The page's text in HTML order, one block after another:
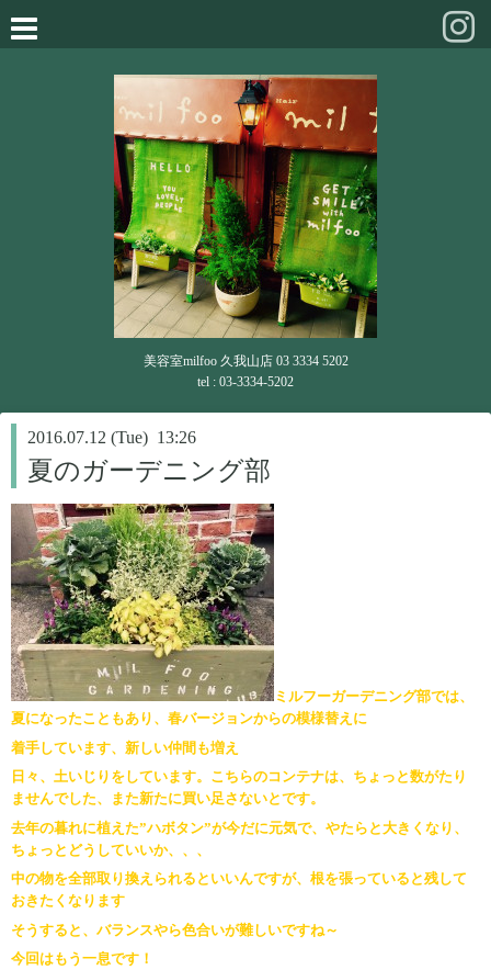
美容室milfoo 久我山店 03 3334 5202
tel : 03-3334-5202
2016.07.12 (Tue) 13:26
夏のガーデニング部
ミルフーガーデニング部では、
夏になったこともあり、春バージョンからの模様替えに
着手しています、新しい仲間も増え
日々、土いじりをしています。こちらのコンテナは、ちょっと数がたり
ませんでした、また新たに買い足さないとです。
去年の暮れに植えた”ハボタン”が今だに元気で、やたらと大きくなり、
ちょっとどうしていいか、、、
中の物を全部取り換えられるといいんですが、根を張っていると残して
おきたくなります
そうすると、バランスやら色合いが難しいですね～
今回はもう一息です！